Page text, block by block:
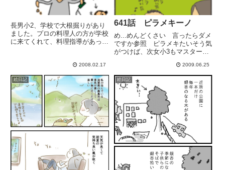
長男小2、学校で大根掘りがあり
ました。プロの料理人の方が学校
に来てくれて、料理指導があった
たら、後全部自分で作りました
(大根と揚げの煮物( 次男次女小
1にも教えてあげたり、切るの...
2008.02.17
641話 ピラメキーノ
め...めんどくさい 言ったらダメ
ですか参照 ピラメキたいそう気
がつけば、次女小3もマスターし
てます ...なかなかうまい）今日
は、次女次男が、それぞれの友達
を呼んで、家で遊んでいます。総
勢8名。 2階から(...
2009.06.25
絵日記 絵日記